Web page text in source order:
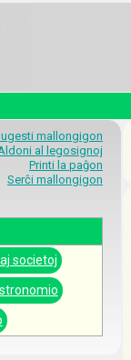
mallongigon
al legosignoj
Printi la paĝon
Serĉi mallongigon
societoj